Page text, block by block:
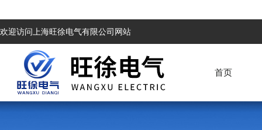
欢迎访问上海旺徐电气有限公司网站
首页